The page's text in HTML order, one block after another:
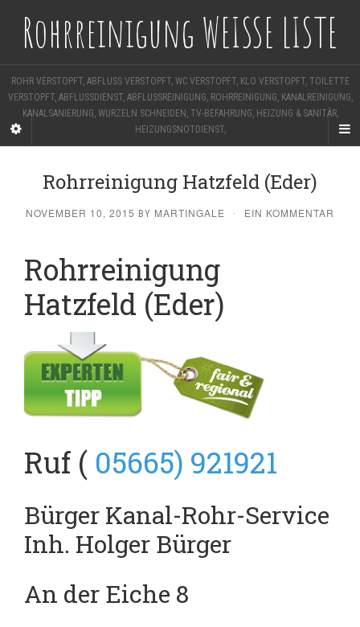
Rohrreinigung WEISSE LISTE
ROHR VERSTOPFT, ABFLUSS VERSTOPFT, WC VERSTOPFT, KLO VERSTOPFT, TOILETTE
VERSTOPFT, ABFLUSSDIENST, ABFLUSSREINIGUNG, ROHRREINIGUNG, KANALREINIGUNG,
KANALSANIERUNG, WURZELN SCHNEIDEN, TV-BEFAHRUNG, HEIZUNG & SANITÄR,
HEIZUNGSNOTDIENST,
Rohrreinigung Hatzfeld (Eder)
NOVEMBER 10, 2015 BY MARTINGALE · EIN KOMMENTAR
Rohrreinigung
Hatzfeld (Eder)
Ruf ( 05665) 921921
Bürger Kanal-Rohr-Service
Inh. Holger Bürger
An der Eiche 8